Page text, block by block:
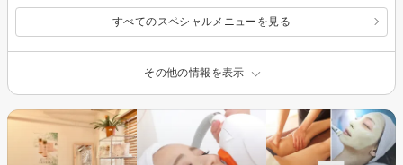
すべてのスペシャルメニューを見る
その他の情報を表示